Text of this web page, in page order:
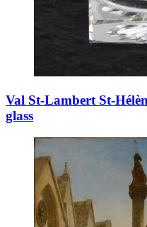
Val St-Lambert St-
glass